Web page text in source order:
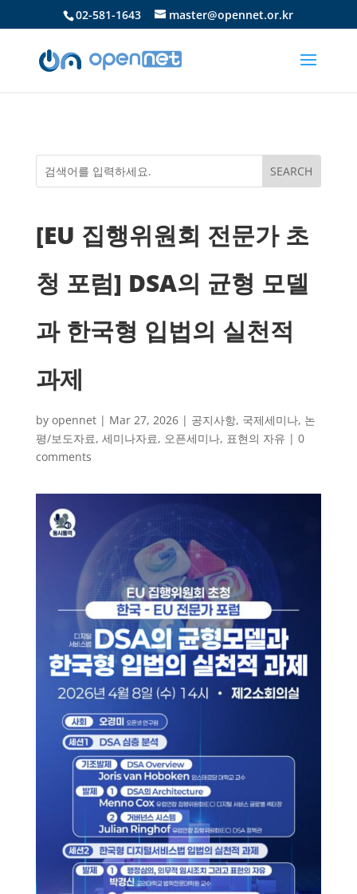
02-581-1643 master@opennet.or.kr
[EU 집행위원회 전문가 초
청 포럼] DSA의 균형 모델
과 한국형 입법의 실천적
과제
by opennet| Mar 27, 2026| 공지사항, 국제세미나, 논
평/보도자료, 세미나자료, 오픈세미나, 표현의 자유 | 0
comments